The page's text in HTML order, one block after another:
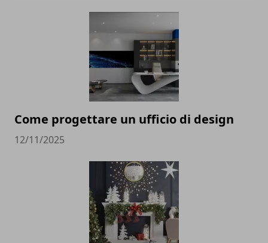
Come progettare un ufficio di design
12/11/2025